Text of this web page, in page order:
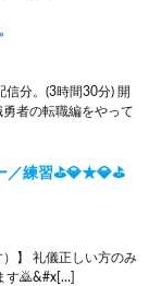
分。(3時間30分) 開
者の転職編をやって
／練習⛳💎★💎⛳
）】 礼儀正しい方のみ
す🙇‍&#x[…]